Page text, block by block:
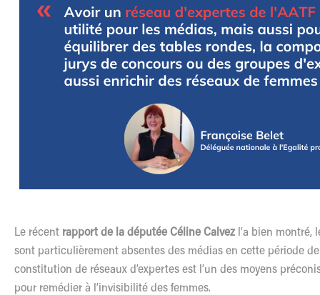
Le récent rapport de la députée Céline Calvez ’a bien montré,
sont particulièrement absentes des médias en cette période de
constitution de réseaux d’expertes est ’un des moyens
pour remédier à ’invisibilité des femmes.